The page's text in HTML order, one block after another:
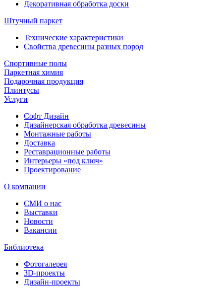
Декоративная обработка доски
Штучный паркет
Технические характеристики
Свойства древесины разных пород
Спортивные полы
Паркетная химия
Подарочная продукция
Плинтусы
Услуги
Софт Дизайн
Дизайнерская обработка древесины
Монтажные работы
Доставка
Реставрационные работы
Интерьеры «под ключ»
Проектирование
О компании
СМИ о нас
Выставки
Новости
Вакансии
Библиотека
Фотогалерея
3D-проекты
Дизайн-проекты